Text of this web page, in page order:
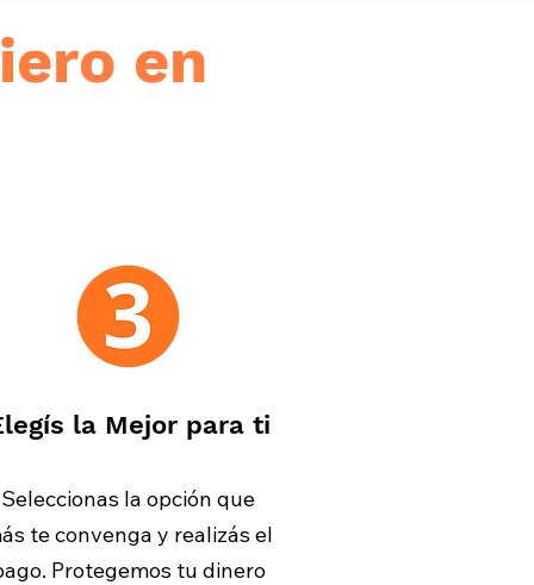
en
la Mejor para ti
Seleccionas la opción que
te convenga y realizás el
Protegemos tu dinero